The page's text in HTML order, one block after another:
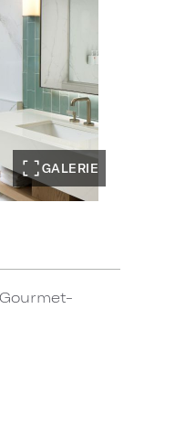
GALERIE